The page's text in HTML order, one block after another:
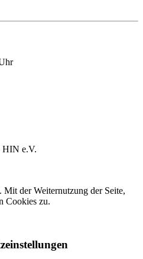
e.V.
der Weiternutzung der Seite,
Cookies zu.